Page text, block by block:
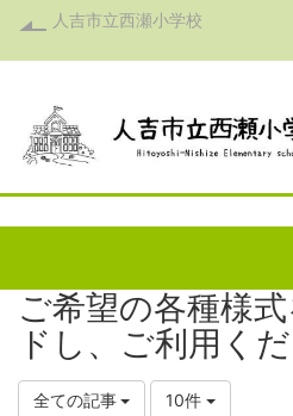
人吉市立西瀬小学校
ご希望の各種様
ドし、ご利用くだ
全ての記事 10件